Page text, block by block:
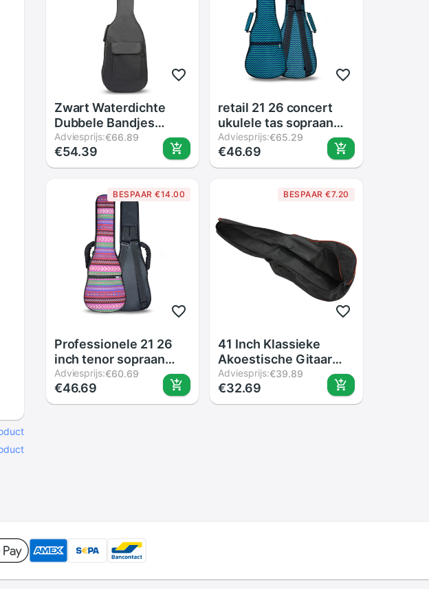
Zwart Waterdichte
Dubbele Bandjes
Basgitaar Rugzak Gig
Bag Case Voor
Elektrische Bas 5 Mm
Guitar Case
Adviesprijs:€66.89
€54.39
retail 21 26 concert
ukulele tas sopraan
case lanikai gitaar
gewatteerde guitarra
rugzak ukelele val
Adviesprijs:€65.29
€46.69
BESPAAR €14.00
Professionele 21 26
inch tenor sopraan
ukulele tas
gewatteerde rugzak
cover zachte kleurrijke
Adviesprijs:€60.69
€46.69
BESPAAR €7.20
41 Inch Klassieke
Akoestische Gitaar
Back Carry Cover Case
Bag 5Mm
Schouderbanden
Adviesprijs:€39.89
€32.69